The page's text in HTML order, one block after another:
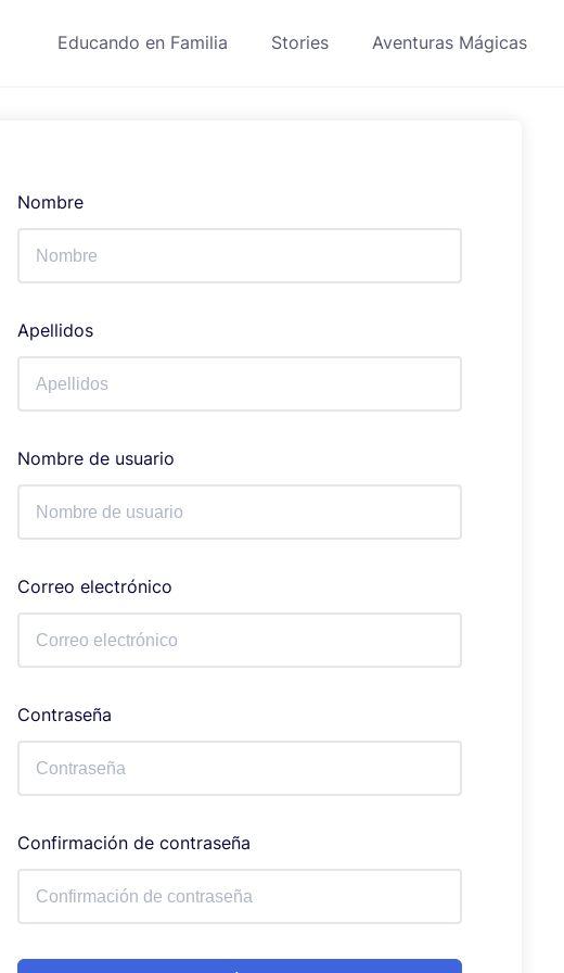
Educando en Familia Stories Aventuras Mágicas
Nombre
Apellidos
Nombre de usuario
Correo electrónico
Contraseña
Confirmación de contraseña